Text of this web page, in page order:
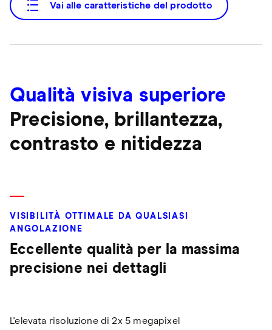
Vai alle caratteristiche del prodotto
Qualità visiva superiore
Precisione, brillantezza,
contrasto e nitidezza
VISIBILITÀ OTTIMALE DA QUALSIASI
ANGOLAZIONE
Eccellente qualità per la massima
precisione nei dettagli
L'elevata risoluzione di 2x 5 megapixel